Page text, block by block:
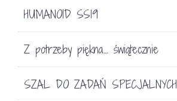
HUMANOID SS19
Z potrzeby piękna… świątecznie
SZAL DO ZADAŃ SPECJALNYCH